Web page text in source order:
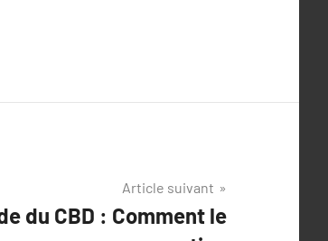
Article suivant
du CBD : Comment le